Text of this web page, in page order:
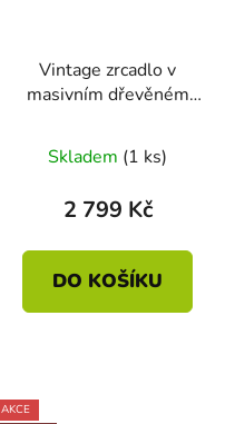
Vintage zrcadlo v
masivním dřevěném
Skladem (1 ks)
2 799 Kč
DO KOŠÍKU
AKCE